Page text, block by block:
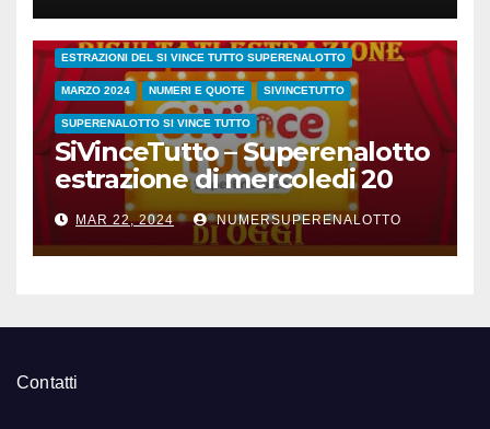
ESTRAZIONI DEL SI VINCE TUTTO SUPERENALOTTO
MARZO 2024 NUMERI E QUOTE SIVINCETUTTO
SUPERENALOTTO SI VINCE TUTTO
SiVinceTutto – Superenalotto
estrazione di mercoledi 20
marzo 2024 numeri vincenti
e quote
MAR 22, 2024 NUMERSUPERENALOTTO
Contatti